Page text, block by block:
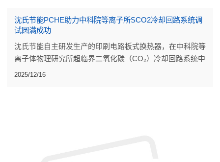
沈氏节能PCHE助力中科院等离子所SCO2冷却回路系统调
试圆满成功
沈氏节能自主研发生产的印刷电路板式换热器，在中科院等
离子体物理研究所超临界二氧化碳（CO₂）冷却回路系统中
顺利完成全流程调试，各项关键性能指标均达到设计要求。
2025/12/16